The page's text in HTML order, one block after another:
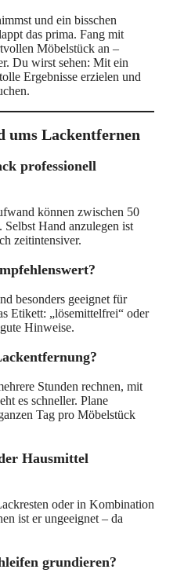
und ein bisschen
das prima. Fang mit
Möbelstück an –
Du wirst sehen: Mit ein
Ergebnisse erzielen und
ums Lackentfernen
professionell
können zwischen 50
Hand anzulegen ist
zeitintensiver.
besonders geeignet für
Etikett: „lösemittelfrei“ oder
Hinweise.
Stunden rechnen, mit
es schneller. Plane
Tag pro Möbelstück
Hausmittel
oder in Kombination
ist er ungeeignet – da
grundieren?